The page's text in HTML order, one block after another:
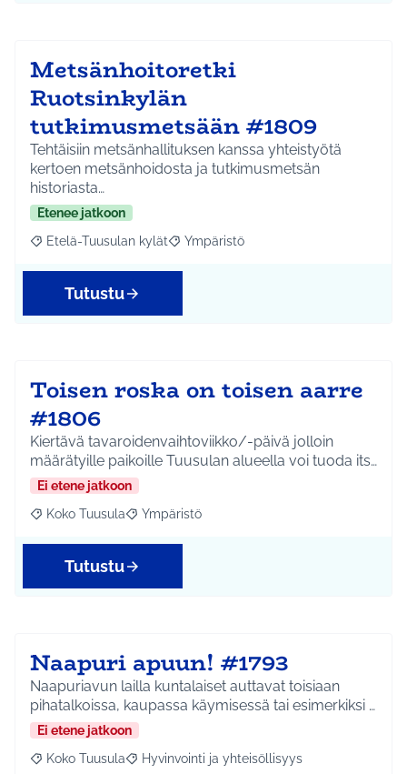
Metsänhoitoretki
Ruotsinkylän
tutkimusmetsään #1809
Tehtäisiin metsänhallituksen kanssa yhteistyötä
kertoen metsänhoidosta ja tutkimusmetsän
historiasta…
Etenee jatkoon
Rajaa tulokset aihepiirin mukaan: Etelä-Tuusulan kylät
Etelä-Tuusulan kylät Rajaa tulokset teeman mukaan:
Ympäristö
Tutustu
Toisen roska on toisen aarre
#1806
Kiertävä tavaroidenvaihtoviikko/-päivä jolloin
määrätyille paikoille Tuusulan alueella voi tuoda its…
Ei etene jatkoon
Rajaa tulokset aihepiirin mukaan: Koko Tuusula
Koko Tuusula Rajaa tulokset teeman mukaan: Ympäristö
Ympäristö
Tutustu
Naapuri apuun! #1793
Naapuriavun lailla kuntalaiset auttavat toisiaan
pihatalkoissa, kaupassa käymisessä tai esimerkiksi …
Ei etene jatkoon
Rajaa tulokset aihepiirin mukaan: Koko Tuusula
Koko Tuusula Rajaa tulokset teeman mukaan: Hyvinvointi ja
Hyvinvointi ja yhteisöllisyys